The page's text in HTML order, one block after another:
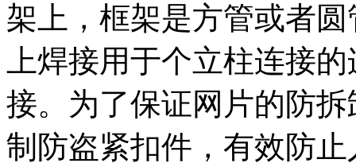
架上，框架是方管或者
上焊接用于个立柱连接
接。为了保证网片的防
制防盗紧扣件，有效防